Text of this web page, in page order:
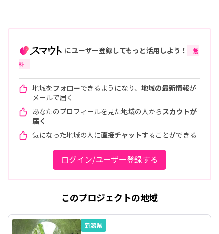
にユーザー登録してもっと活用しよう！
無
料
地域をフォローできるようになり、 地域の最新情報が
メールで届く
あなたのプロフィールを見た地域の人から スカウトが
届く
気になった地域の人に直接チャットすることができる
ログイン/ユーザー登録する
このプロジェクトの地域
新潟県